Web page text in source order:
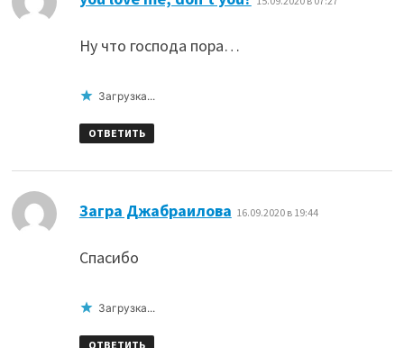
Ну что господа пора…
Загрузка...
ОТВЕТИТЬ
Загра Джабраилова 16.09.2020 в 19:44
Спасибо
Загрузка...
ОТВЕТИТЬ